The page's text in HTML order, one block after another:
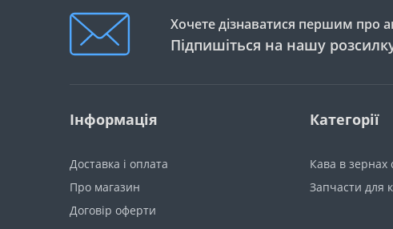
Хочете дізнаватися першим про
Підпишіться на нашу
Інформація
Доставка і оплата
Про магазин
Договір оферти
Категорії
Кава в зернах
Запчасти для